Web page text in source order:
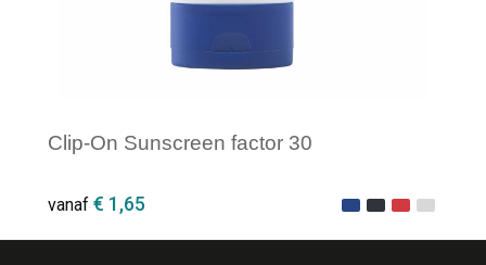
Clip-On Sunscreen factor 30
vanaf € 1,65